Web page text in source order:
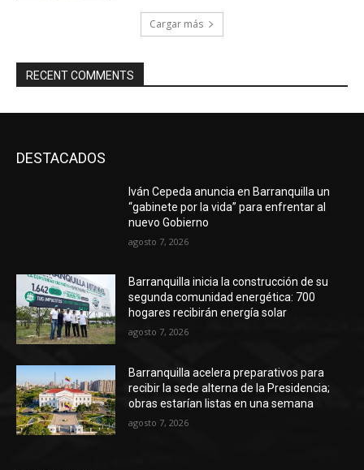
Cargar más
RECENT COMMENTS
DESTACADOS
Iván Cepeda anuncia en Barranquilla un
“gabinete por la vida” para enfrentar al
nuevo Gobierno
agosto 7, 2026
Barranquilla inicia la construcción de su
segunda comunidad energética: 700
hogares recibirán energía solar
agosto 7, 2026
Barranquilla acelera preparativos para
recibir la sede alterna de la Presidencia;
obras estarían listas en una semana
agosto 7, 2026